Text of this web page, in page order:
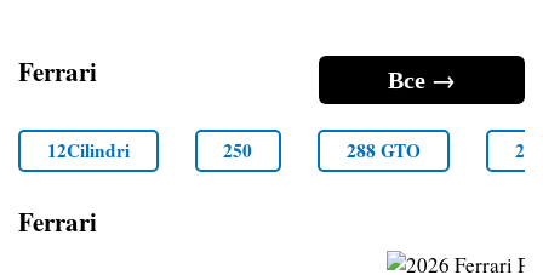
Все →
Ferrari
12Cilindri 250 288 GTO
Ferrari